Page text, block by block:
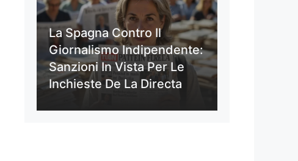
La Spagna Contro Il
Giornalismo Indipendente:
Sanzioni In Vista Per Le
Inchieste De La Directa